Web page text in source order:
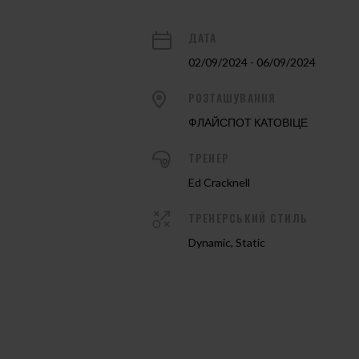
02/09/2024 - 06/09/2024
ФЛАЙСПОТ КАТОВІЦЕ
Ed Cracknell
Dynamic, Static